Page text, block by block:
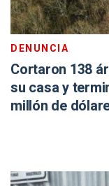
DENUNCIA
Cortaron 138
su casa y
millón de